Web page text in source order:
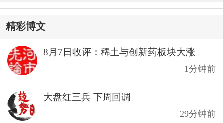
精彩博文
8月7日收评：稀土与创新药板块大涨
1分钟前
大盘红三兵 下周回调
29分钟前